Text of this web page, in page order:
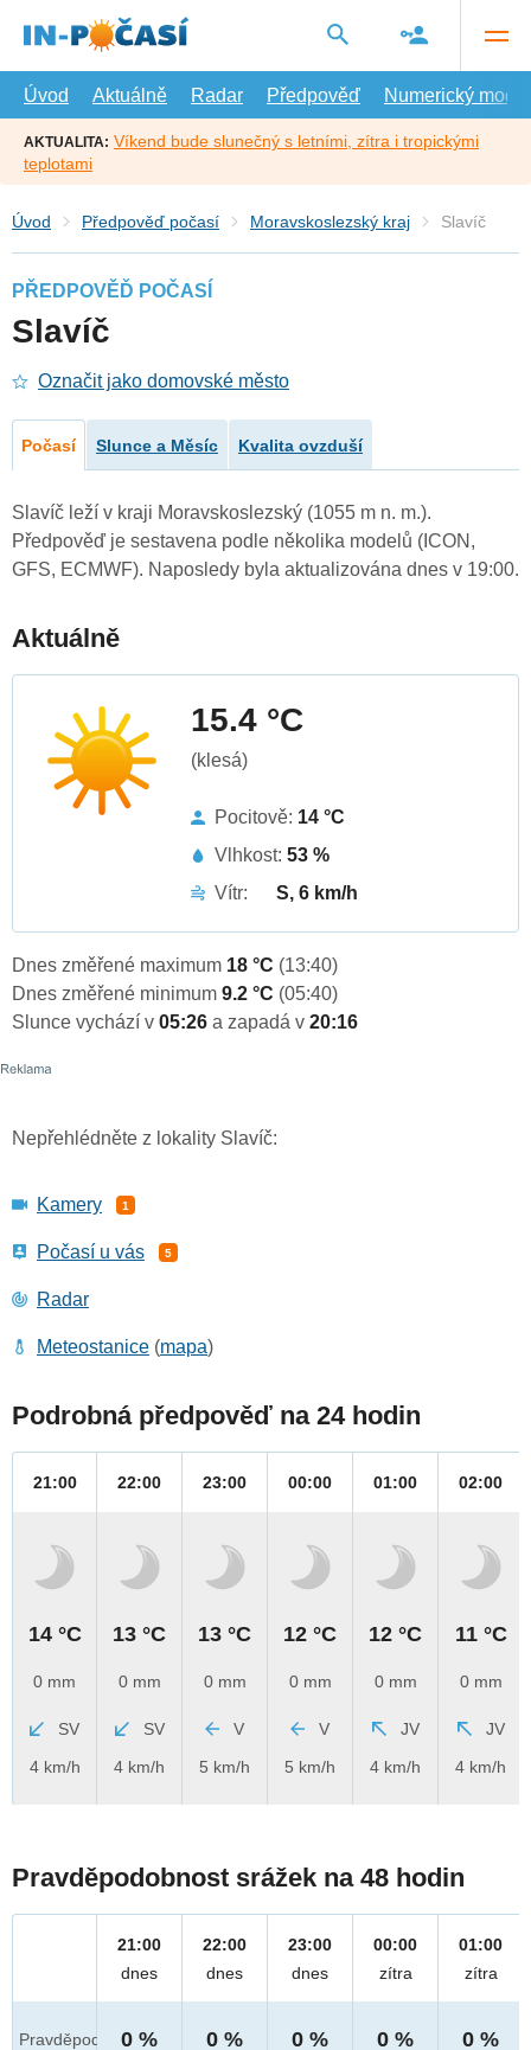
hlavní
Úvod
Aktuálně Radar Předpověď Numerický model
AKTUALITA: Víkend bude slunečný s letními, zítra i tropickými
teplotami
Úvod Předpověď počasí Moravskoslezský kraj Slavíč
PŘEDPOVĚĎ POČASÍ
Slavíč
Označit jako domovské město
Počasí Slunce a Měsíc Kvalita ovzduší
Slavíč leží v kraji Moravskoslezský (1055 m n. m.).
Předpověď je sestavena podle několika modelů (ICON,
GFS, ECMWF). Naposledy byla aktualizována dnes v 19:00.
Aktuálně
15.4 °C
(klesá)
Pocitově: 14 °C
Vlhkost: 53 %
Vítr:
S, 6 km/h
Dnes změřené maximum 18 °C (13:40)
Dnes změřené minimum 9.2 °C (05:40)
Slunce vychází v 05:26 a zapadá v 20:16
Nepřehlédněte z lokality Slavíč:
Kamery 1
Počasí u vás 5
Radar
Meteostanice (mapa)
Podrobná předpověď na 24 hodin
21:00
14 °C
0 mm
SV
4 km/h
22:00
13 °C
0 mm
SV
4 km/h
23:00
13 °C
0 mm
V
5 km/h
00:00
12 °C
0 mm
V
5 km/h
01:00
12 °C
0 mm
JV
4 km/h
02:00
11 °C
0 mm
JV
4 km/h
Pravděpodobnost srážek na 48 hodin
Pravděpod.
21:00
dnes
0 %
22:00
dnes
0 %
23:00
dnes
0 %
00:00
zítra
0 %
01:00
zítra
0 %